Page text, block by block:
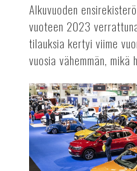
Alkuvuoden
vuoteen 2023
tilauksia kertyi viime
vuosia vähemmän, mikä
Auto-
tapahtuma
tekee
paluun